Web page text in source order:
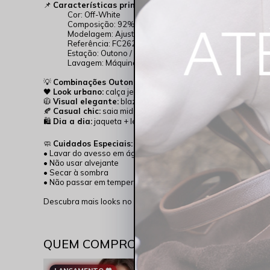
📌 Características principais:
Cor: Off-White
Composição: 92% poliamida, 8% elastano
Modelagem: Ajustada ao corpo
Referência: FC262007
Estação: Outono / Inverno
Lavagem: Máquina (lavar do avesso)
💡 Combinações Outono/Inverno:
🖤 Look urbano: calça jeans + tênis casual
🧥 Visual elegante:blazer + calça de alfaiataria
🍂 Casual chic: saia midi + bota
🛍️ Dia a dia:jaqueta + legging
🧼 Cuidados Especiais:
• Lavar do avesso em água fria
• Não usar alvejante
• Secar à sombra
• Não passar em temperatura alta
Descubra mais looks no Instagram
@RockshamJeans
QUEM COMPROU VIU TAMBÉM